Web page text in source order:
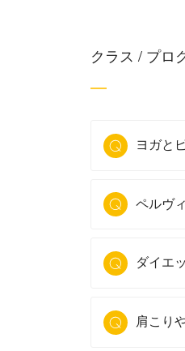
クラス / プロ
ヨガと
ペルヴ
ダイエ
肩こり